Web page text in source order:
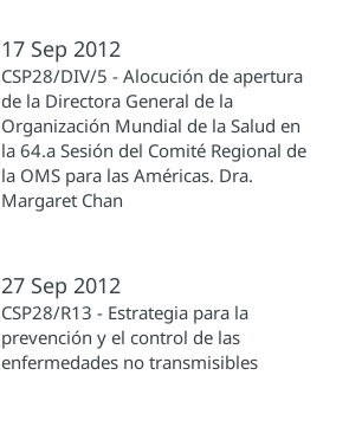
17 Sep 2012
CSP28/DIV/5 - Alocución de apertura
de la Directora General de la
Organización Mundial de la Salud en
la 64.a Sesión del Comité Regional de
la OMS para las Américas. Dra.
Margaret Chan
27 Sep 2012
CSP28/R13 - Estrategia para la
prevención y el control de las
enfermedades no transmisibles